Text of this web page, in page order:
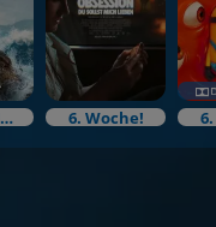
4. Woche!Im Bundesstart 6. Woche!